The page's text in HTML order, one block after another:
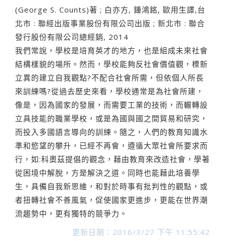
(George S. Counts)著 ; 白亦方, 鍾鴻銘, 歐用生譯,台
北市 : 聯經出版事業股份有限公司出版 ; 新北市 : 聯合
發行股份有限公司總經銷, 2014
我們常說，學校是培育英才的地方，也是組成未來社會
結構樣貌的場所。然而，學校能夠反社會價值觀，標新
立異的建立自我觀點?不配合社會所需，但依個人所長
來訓練嗎?從過去歷史來看，學校通常是為社會所建，
像是，因為國家的發展，而需要工業的技術，而輾轉設
立具技能的職業學校，或是為國與國之間貿易和研究，
而投入多國語言導向的訓練。隨之，人們的教育知識水
準和慾望的攀升，已經不再會，遵循大眾社會所要求而
行，如:科奧茲提倡的觀念，藉由教育來改造社會，學著
從困境中解脫，方是解決之道。同時也能藉此培養學
生，具備自我新思維，和對於時事有批判性的觀點，或
者扭轉社會不善風氣，促使國家更進步，更能在世界潮
流趨勢中，更有獨特的競爭力。
更新日期：2016/3/27 下午 11:55:42